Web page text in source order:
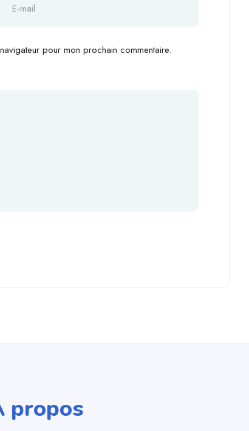
pour mon prochain commentaire.
propos